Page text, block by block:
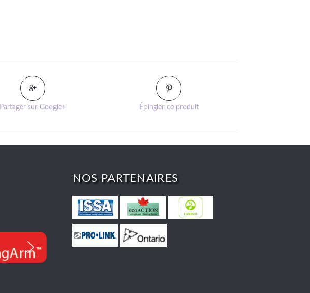
Partager sur Google+ Épingler ce produit
NOS PARTENAIRES